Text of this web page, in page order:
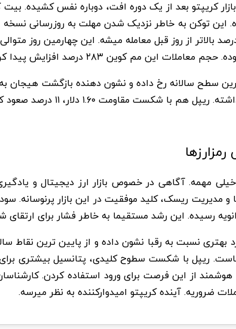
درصد افزایش پیدا کرده و قیمتش حدود ۳۰ درصد بالا رفته.
سطح سالانه رخ داده و نشون دهنده بازگشت هیجان
صعود کرده و از داده های مثبت تورم آمریکا سود برده. ارزش کل بازار
خیلی مهمه. آگاهی در خصوص بازار ارز دیجیتال و
رسیده. این رشد مستقیما به خاطر فشار برای ارتقای
ریپل با شکست سطوح کلیدی، پتانسیل بیشتری
از این فرصت برای ورود استفاده کردن.
ضروریه. آینده کریپتو امیدوارکننده به نظر میرسه.